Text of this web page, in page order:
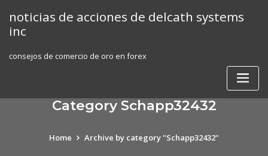
content
noticias de acciones de delcath systems
inc
consejos de comercio de oro en forex
Category Schapp32432
Home Archive by category "Schapp32432"